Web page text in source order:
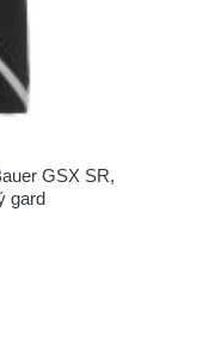
GSX SR,
gard